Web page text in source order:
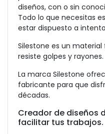
diseños, con o sin
Todo lo que necesitas
estar dispuesto a
Silestone es un
resiste golpes y rayones.
La marca Silestone
fabricante para que
décadas.
Creador de diseños
facilitar tus trabajos.